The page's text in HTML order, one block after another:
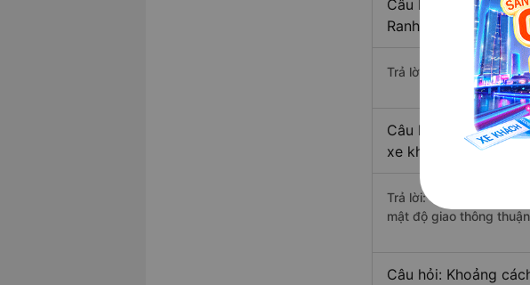
Câu hỏi: Có bao
Ranh ?
Trả lời: Hiện tại có 4
Câu hỏi: Từ Thủ
xe khách?
Trả lời: Thời gian di
mật độ giao thông
Câu hỏi: Khoảng